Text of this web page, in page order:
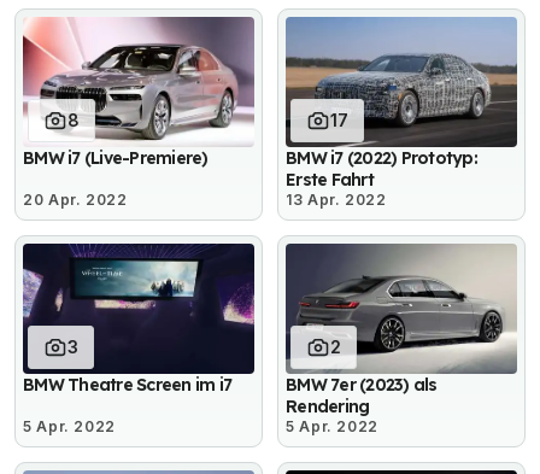
8
BMW i7 (Live-Premiere)
20 Apr. 2022
17
BMW i7 (2022) Prototyp:
Erste Fahrt
13 Apr. 2022
3
BMW Theatre Screen im i7
5 Apr. 2022
2
BMW 7er (2023) als
Rendering
5 Apr. 2022